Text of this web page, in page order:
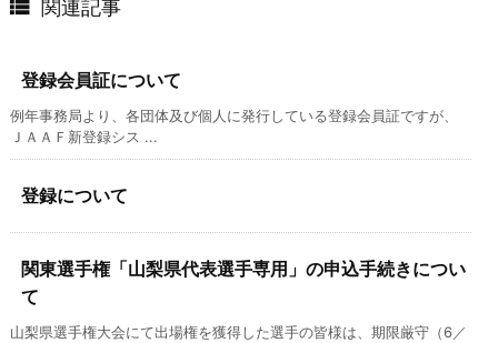
 関連記事
登録会員証について
例年事務局より、各団体及び個人に発行している登録会員証ですが、
ＪＡＡＦ新登録シス ...
登録について
関東選手権「山梨県代表選手専用」の申込手続きについ
て
山梨県選手権大会にて出場権を獲得した選手の皆様は、期限厳守（6／